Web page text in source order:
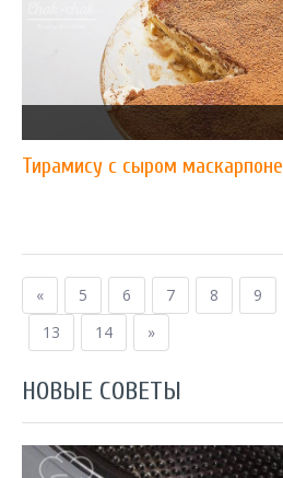
Тирамису с сыром маскарпоне
« 5 6 7 8 9
13
14 »
НОВЫЕ СОВЕТЫ